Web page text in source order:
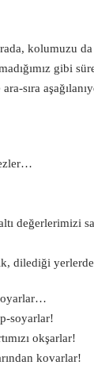
kolumuzu
gibi
sıra
değerlerimizi
dilediği
soyarlar!
okşarlar!
kovarlar!